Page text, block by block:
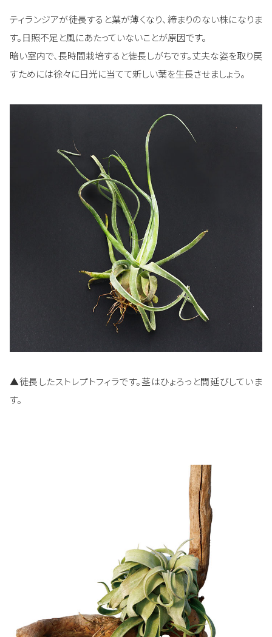
ティランジアが徒長すると葉が薄くなり、締まりのない株になりま
す。日照不足と風にあたっていないことが原因です。
暗い室内で、長時間栽培すると徒長しがちです。丈夫な姿を取り戻
すためには徐々に日光に当てて新しい葉を生長させましょう。
▲徒長したストレプトフィラです。茎はひょろっと間延びしていま
す。